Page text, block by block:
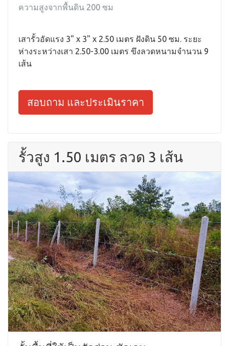
ความสูงจากพื้นดิน 200 ซม
เสารั้วอัดแรง 3" x 3" x 2.50 เมตร ฝังดิน 50 ซม. ระยะ
ห่างระหว่างเสา 2.50-3.00 เมตร ขึงลวดหนามจำนวน 9
เส้น
สอบถาม และประเมินราคา
รั้วสูง 1.50 เมตร ลวด 3 เส้น